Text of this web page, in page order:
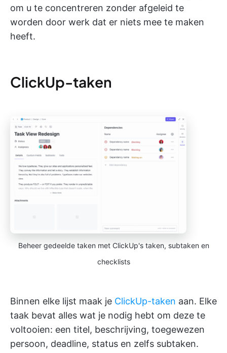
om u te concentreren zonder afgeleid te
worden door werk dat er niets mee te maken
heeft.
ClickUp-taken
Beheer gedeelde taken met ClickUp's taken, subtaken en
checklists
Binnen elke lijst maak je ClickUp-taken aan. Elke
taak bevat alles wat je nodig hebt om deze te
voltooien: een titel, beschrijving, toegewezen
persoon, deadline, status en zelfs subtaken.